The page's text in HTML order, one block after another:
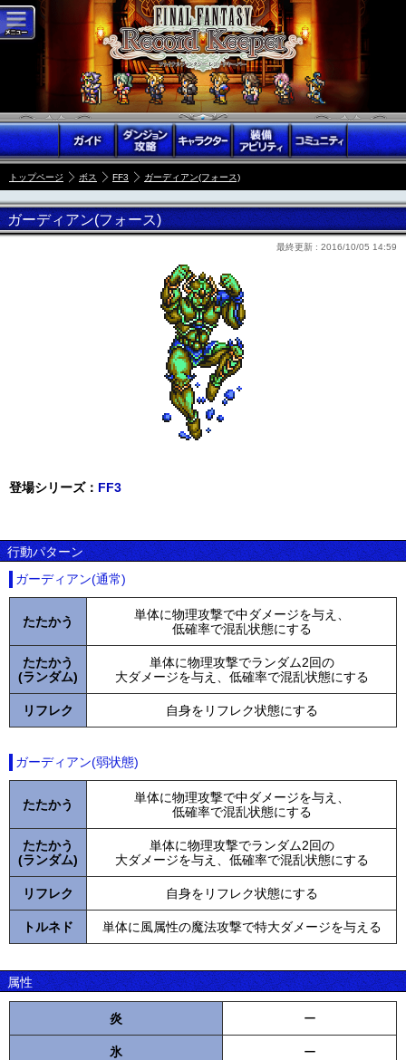
トップページ ボス FF3 ガーディアン(フォース)
ガーディアン(フォース)
最終更新 : 2016/10/05 14:59
登場シリーズ： FF3
行動パターン
ガーディアン(通常)
たたかう
単体に物理攻撃で中ダメージを与え、
低確率で混乱状態にする
たたかう
(ランダム)
単体に物理攻撃でランダム2回の
大ダメージを与え、低確率で混乱状態にする
リフレク 自身をリフレク状態にする
ガーディアン(弱状態)
たたかう
単体に物理攻撃で中ダメージを与え、
低確率で混乱状態にする
たたかう
(ランダム)
単体に物理攻撃でランダム2回の
大ダメージを与え、低確率で混乱状態にする
リフレク 自身をリフレク状態にする
トルネド 単体に風属性の魔法攻撃で特大ダメージを与える
属性
炎 ー
氷 ー